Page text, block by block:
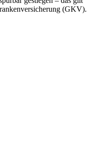
(GKV).